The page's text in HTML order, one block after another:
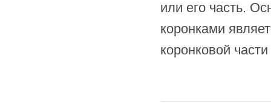
или его часть.
коронками
коронковой